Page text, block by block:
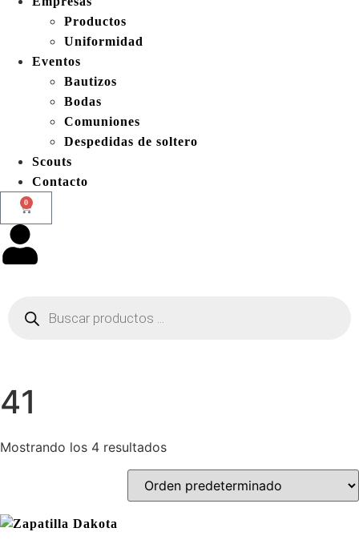
Productos
Uniformidad
Eventos
Bautizos
Bodas
Comuniones
Despedidas de soltero
Scouts
Contacto
0
41
Mostrando los 4 resultados